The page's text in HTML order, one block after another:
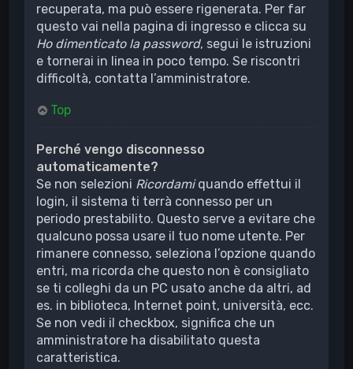
recuperata, ma può essere rigenerata. Per far
questo vai nella pagina di ingresso e clicca su
Ho dimenticato la password, segui le istruzioni
e tornerai in linea in poco tempo. Se riscontri
difficoltà, contatta l’amministratore.
Top
Perché vengo disconnesso
automaticamente?
Se non selezioni Ricordamiquando effettui il
login, il sistema ti terrà connesso per un
periodo prestabilito. Questo serve a evitare che
qualcuno possa usare il tuo nome utente. Per
rimanere connesso, seleziona l’opzione quando
entri, ma ricorda che questo non è consigliato
se ti colleghi da un PC usato anche da altri, ad
es. in biblioteca, Internet point, università, ecc.
Se non vedi il checkbox, significa che un
amministratore ha disabilitato questa
caratteristica.